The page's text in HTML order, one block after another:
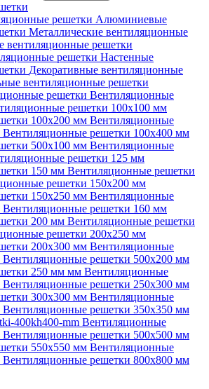
решетки Алюминиевые
Металлические вентиляционные
вентиляционные решетки
решетки Настенные
Декоративные вентиляционные
вентиляционные решетки
решетки Вентиляционные
решетки 100х100 мм
100х200 мм Вентиляционные
Вентиляционные решетки 100х400 мм
500х100 мм Вентиляционные
решетки 125 мм
150 мм Вентиляционные решетки
решетки 150х200 мм
150х250 мм Вентиляционные
Вентиляционные решетки 160 мм
200 мм Вентиляционные решетки
решетки 200х250 мм
200х300 мм Вентиляционные
Вентиляционные решетки 500х200 мм
250 мм мм Вентиляционные
Вентиляционные решетки 250х300 мм
300х300 мм Вентиляционные
Вентиляционные решетки 350х350 мм
400kh400-mm Вентиляционные
Вентиляционные решетки 500х500 мм
550х550 мм Вентиляционные
Вентиляционные решетки 800х800 мм